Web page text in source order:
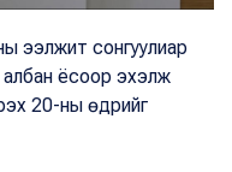
ээлжит сонгуулиар
албан ёсоор эхэлж
20-ны өдрийг